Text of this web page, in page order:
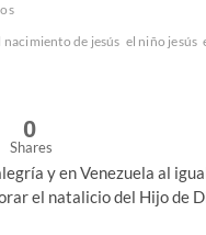
nacimiento de jesús el niño jesús
0
Shares
y en Venezuela al
el natalicio del Hijo de